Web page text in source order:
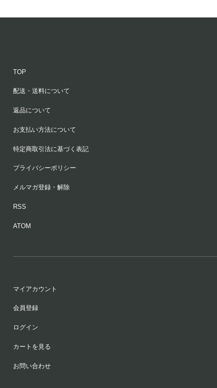
TOP
配送・送料について
返品について
お支払い方法について
特定商取引法に基づく表記
プライバシーポリシー
メルマガ登録・解除
RSS
ATOM
マイアカウント
会員登録
ログイン
カートを見る
お問い合わせ